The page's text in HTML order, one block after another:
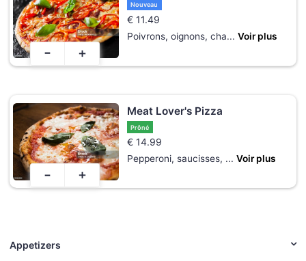
Nouveau
€ 11.49
Poivrons, oignons, cha... Voir plus
- +
Meat Lover's Pizza
Prôné
€ 14.99
Pepperoni, saucisses, ... Voir plus
- +
Appetizers